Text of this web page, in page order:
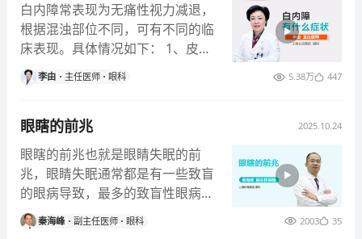
白内障常表现为无痛性视力减退，
根据混浊部位不同，可有不同的临
床表现。具体情况如下： 1、皮质
性白内障：以晶体皮质灰白色混浊
为主要特征，从边缘向中间浑浊，
害； 2、核性白内障：疾病早期对
视力即可产生影响，表现为不喜强
光，强光照射后瞳孔收缩，视力下
降、对比敏感度差，颜色分辨不
清。
李由 主任医师 眼科 5.38万 447
眼瞎的前兆 2025.10.24
眼瞎的前兆也就是眼睛失眠的前
兆，眼睛失眠通常都是有一些致盲
的眼病导致，最多的致盲性眼病就
是白内障，除了白内障之外，有青
光眼或者有视网膜脱离，都是一些
秦海峰 副主任医师 眼科 2003 35